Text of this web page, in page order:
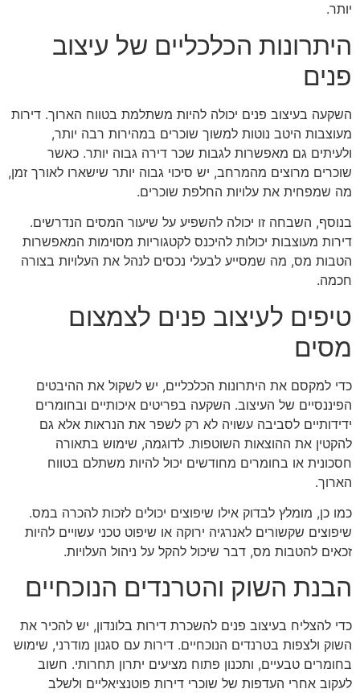
יותר.
היתרונות הכלכליים של עיצוב
פנים
השקעה בעיצוב פנים יכולה להיות משתלמת בטווח הארוך. דירות
מעוצבות היטב נוטות למשוך שוכרים במהירות רבה יותר,
ולעיתים גם מאפשרות לגבות שכר דירה גבוה יותר. כאשר
שוכרים מרוצים מהמרחב, יש סיכוי גבוה יותר שישארו לאורך זמן,
מה שמפחית את עלויות החלפת שוכרים.
בנוסף, השבחה זו יכולה להשפיע על שיעור המסים הנדרשים.
דירות מעוצבות יכולות להיכנס לקטגוריות מסוימות המאפשרות
הטבות מס, מה שמסייע לבעלי נכסים לנהל את העלויות בצורה
חכמה.
טיפים לעיצוב פנים לצמצום
מסים
כדי למקסם את היתרונות הכלכליים, יש לשקול את ההיבטים
הפיננסיים של העיצוב. השקעה בפריטים איכותיים ובחומרים
ידידותיים לסביבה עשויה לא רק לשפר את הנראות אלא גם
להקטין את ההוצאות השוטפות. לדוגמה, שימוש בתאורה
חסכונית או בחומרים מחודשים יכול להיות משתלם בטווח
הארוך.
כמו כן, מומלץ לבדוק אילו שיפוצים יכולים לזכות להכרה במס.
שיפוצים שקשורים לאנרגיה ירוקה או שיפוט טכני עשויים להיות
זכאים להטבות מס, דבר שיכול להקל על ניהול העלויות.
הבנת השוק והטרנדים הנוכחיים
כדי להצליח בעיצוב פנים להשכרת דירות בלונדון, יש להכיר את
השוק ולצפות בטרנדים הנוכחיים. דירות עם סגנון מודרני, שימוש
בחומרים טבעיים, ותכנון פתוח מציעים יתרון תחרותי. חשוב
לעקוב אחרי העדפות של שוכרי דירות פוטנציאליים ולשלב